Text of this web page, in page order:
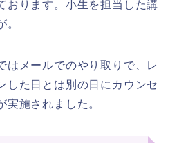
おります。小生を担当した講
。
はメールでのやり取りで、レ
した日とは別の日にカウンセ
実施されました。